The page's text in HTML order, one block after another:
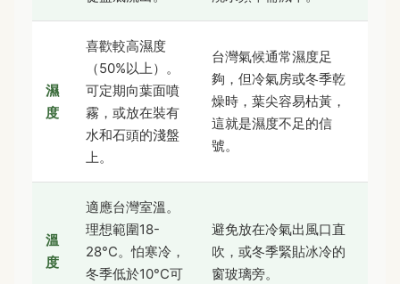
濕
度
喜歡較高濕度
（50%以上）。
可定期向葉面噴
霧，或放在裝有
水和石頭的淺盤
上。
台灣氣候通常濕度足
夠，但冷氣房或冬季乾
燥時，葉尖容易枯黃，
這就是濕度不足的信
號。
溫
度
適應台灣室溫。
理想範圍18-
28°C。怕寒冷，
冬季低於10°C可
避免放在冷氣出風口直
吹，或冬季緊貼冰冷的
窗玻璃旁。